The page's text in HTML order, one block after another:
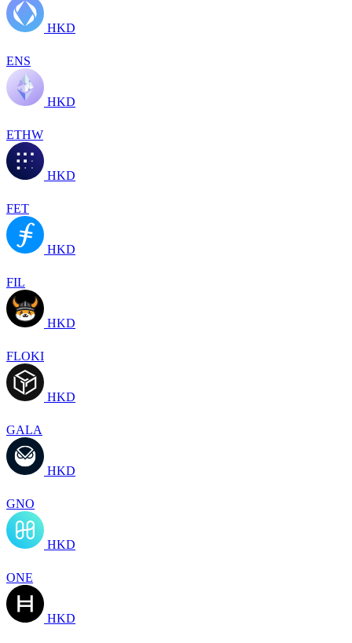
HKD
ENS
HKD
ETHW
HKD
FET
HKD
FIL
HKD
FLOKI
HKD
GALA
HKD
GNO
HKD
ONE
HKD